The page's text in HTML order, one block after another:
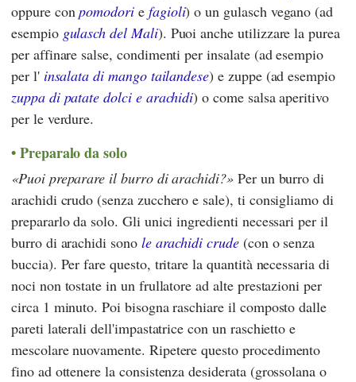
oppure conpomodorie fagioli) o un gulasch vegano (ad
esempio gulasch del Mali). Puoi anche utilizzare la purea
per affinare salse, condimenti per insalate (ad esempio
per l' insalata di mango tailandese) e zuppe (ad esempio
zuppa di patate dolci e arachidi) o come salsa aperitivo
per le verdure.
Preparalo da solo
Puoi preparare il burro di arachidi? Per un burro di
arachidi crudo (senza zucchero e sale), ti consigliamo di
prepararlo da solo. Gli unici ingredienti necessari per il
burro di arachidi sono le arachidi crude(con o senza
buccia). Per fare questo, tritare la quantità necessaria di
noci non tostate in un frullatore ad alte prestazioni per
circa 1 minuto. Poi bisogna raschiare il composto dalle
pareti laterali dell'impastatrice con un raschietto e
mescolare nuovamente. Ripetere questo procedimento
fino ad ottenere la consistenza desiderata (grossolana o